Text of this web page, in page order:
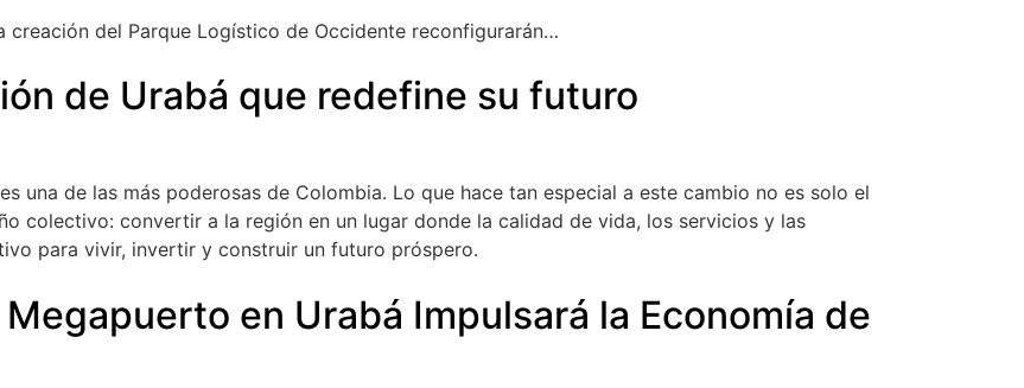
del Parque Logístico de Occidente reconfigurarán…
de Urabá que redefine su futuro
una de las más poderosas de Colombia. Lo que hace tan especial a este cambio no es solo el
colectivo: convertir a la región en un lugar donde la calidad de vida, los servicios y las
para vivir, invertir y construir un futuro próspero.
en Urabá Impulsará la Economía de